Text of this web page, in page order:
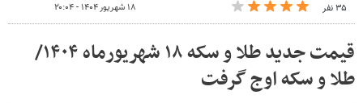
۳۵ نفر ۱۸ شهریور ۱۴۰۴ - ۲۰:۰۴
قیمت جدید طلا و سکه ۱۸ شهریورماه ۱۴۰۴/
طلا و سکه اوج گرفت